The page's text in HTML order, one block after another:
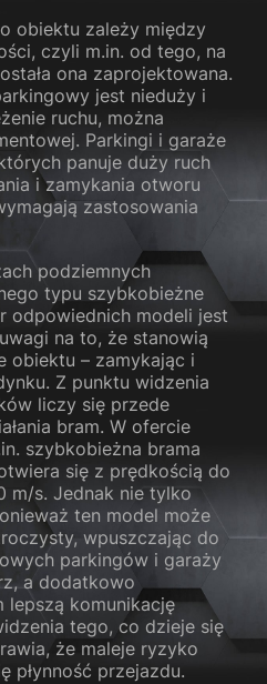
obiektu zależy między
czyli m.in. od tego, na
ona zaprojektowana.
jest nieduży i
ruchu, można
Parkingi i garaże
panuje duży ruch
i zamykania otworu
zastosowania
podziemnych
typu szybkobieżne
odpowiednich modeli jest
na to, że stanowią
obiektu – zamykając i
Z punktu widzenia
liczy się przede
bram. W ofercie
szybkobieżna brama
się z prędkością do
m/s. Jednak nie tylko
ten model może
wpuszczając do
parkingów i garaży
a dodatkowo
lepszą komunikację
tego, co dzieje się
że maleje ryzyko
płynność przejazdu.
pliki cookie.
Zapisz
pliki cookie
Wróć
podstawowe funkcje i są wymagane
strony internetowej.
o plikach cookie
informacje w sposób anonimowy.
w jaki sposób nasi goście
o plikach cookie
społecznościowych są
mediów zewnętrznych zostały
nie wymaga już ręcznej
o plikach cookie
Polityka prywatności Znak firmowy